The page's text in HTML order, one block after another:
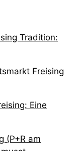
Tradition:
Freising
Eine
(P+R am